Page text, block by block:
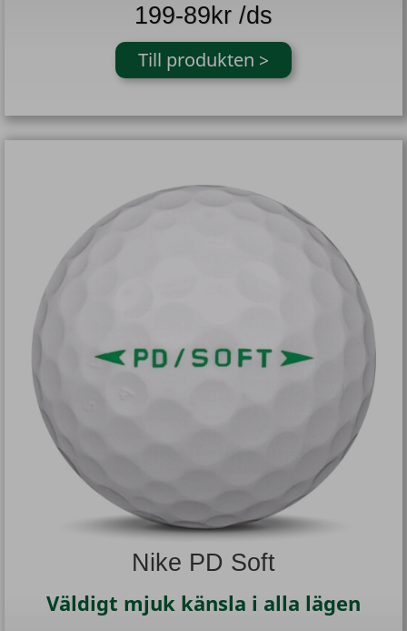
199-89kr /ds
Till produkten >
Nike PD Soft
Väldigt mjuk känsla i alla lägen